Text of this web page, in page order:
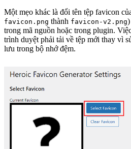
Một mẹo khác là đổi tên tệp favicon
favicon.png thành favicon-v2.png
trong mã nguồn hoặc trong plugin.
trình duyệt phải tải về tệp mới thay vì
lưu trong bộ nhớ đệm.